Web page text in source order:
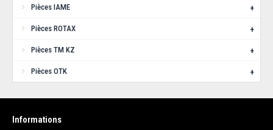
Pièces IAME +
Pièces ROTAX +
Pièces TM KZ +
Pièces OTK +
Informations